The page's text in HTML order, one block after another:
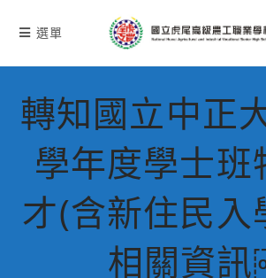
選單
轉知國立中正
學年度學士班
才(含新住民入
相關資